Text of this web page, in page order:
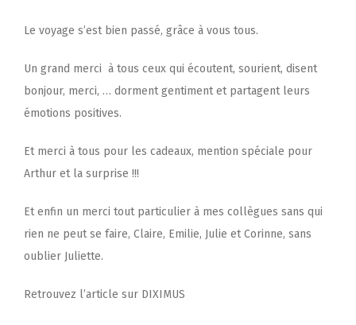
Le voyage s’est bien passé, grâce à vous tous.
Un grand merci à tous ceux qui écoutent, sourient, disent
bonjour, merci, … dorment gentiment et partagent leurs
émotions positives.
Et merci à tous pour les cadeaux, mention spéciale pour
Arthur et la surprise !!!
Et enfin un merci tout particulier à mes collègues sans qui
rien ne peut se faire, Claire, Emilie, Julie et Corinne, sans
oublier Juliette.
Retrouvez l’article sur DIXIMUS